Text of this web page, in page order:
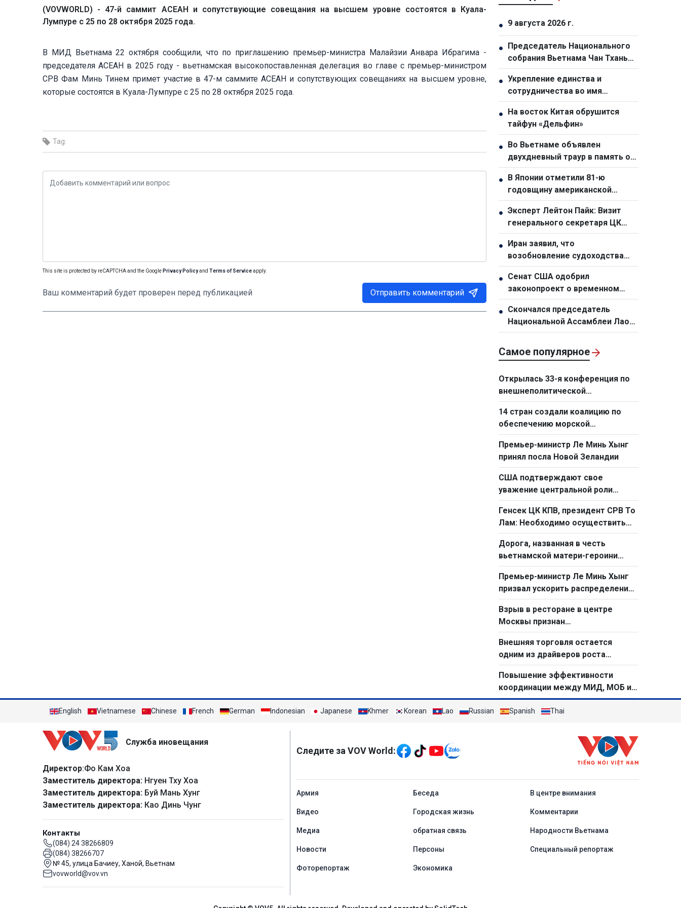
(VOVWORLD) - 47-й саммит АСЕАН и сопутствующие совещания на высшем уровне состоятся в Куала-
Лумпуре с 25 по 28 октября 2025 года.
В МИД Вьетнама 22 октября сообщили, что по приглашению премьер-министра Малайзии Анвара Ибрагима -
председателя АСЕАН в 2025 году - вьетнамская высокопоставленная делегация во главе с премьер-министром
СРВ Фам Минь Тинем примет участие в 47-м саммите АСЕАН и сопутствующих совещаниях на высшем уровне,
которые состоятся в Куала-Лумпуре с 25 по 28 октября 2025 года.
Tag:
This site is protected by reCAPTCHA and the Google Privacy Policyand Terms of Serviceapply.
Ваш комментарий будет проверен перед публикацией Отправить комментарий
● 9 августа 2026 г.
● Председатель Национального
собрания Вьетнама Чан Тхань
Ман принял участие в
церемонии прощания с
председателем Национальной
ассамблеи Лаоса Сайсомфоном
Фомвиханом
● Укрепление единства и
сотрудничества во имя
построения самодостаточного
и устойчивого сообщества
АСЕАН
● На восток Китая обрушится
тайфун «Дельфин»
● Во Вьетнаме объявлен
двухдневный траур в память о
председателе Национальной
Ассамблеи Лаоса Сайсомфоне
Фомвихане
● В Японии отметили 81-ю
годовщину американской
атомной бомбардировки
Нагасаки
● Эксперт Лейтон Пайк: Визит
генерального секретаря ЦК
КПВ, президента Вьетнама То
Лама подтверждает растущий
уровень доверия между
Вьетнамом и Австралией
● Иран заявил, что
возобновление судоходства
через Ормузский пролив
зависит от принятия условий
Тегерана Соединенными
Штатами
● Сенат США одобрил
законопроект о временном
финансировании правительства
во избежание шатдауна
● Скончался председатель
Национальной Ассамблеи Лаоса
Сайсомфон Фомвихан
Самое популярное
Открылась 33-я конференция по
внешнеполитической
деятельности
14 стран создали коалицию по
обеспечению морской
безопасности на Ближнем
Востоке
Премьер-министр Ле Минь Хынг
принял посла Новой Зеландии
США подтверждают свое
уважение центральной роли
АСЕАН в урегулировании в
Восточном море
Генсек ЦК КПВ, президент СРВ То
Лам: Необходимо осуществить
фундаментальный переход от
простого труда к созидательному
труду
Дорога, названная в честь
вьетнамской матери-героини
стала «Дорогой дружбы»
Премьер-министр Ле Минь Хынг
призвал ускорить распределение
и освоение средств
госинвестиций
Взрыв в ресторане в центре
Москвы признан
террористическим актом
Внешняя торговля остается
одним из драйверов роста
Вьетнама за первые семь
месяцев
Повышение эффективности
координации между МИД, МОБ и
Минобороны на новом этапе
English Vietnamese Chinese French German Indonesian Japanese Khmer Korean Lao Russian Spanish Thai
Служба иновещания
Директор:Фо Кам Хоа
Заместитель директора: Нгуен Тху Хоа
Заместитель директора: Буй Мань Хунг
Заместитель директора: Као Динь Чунг
Контакты
(084) 24 38266809
(084) 38266707
№ 45, улица Бачиеу, Ханой, Вьетнам
vovworld@vov.vn
Следите за VOV World:
menu footer tiếng Nga
Aрмия Беседа В центре внимания
Видео Городская жизнь Комментарии
Медиа обратная связь Народности Вьетнама
Новости Персоны Специальный репортаж
Фоторепортаж Экономика